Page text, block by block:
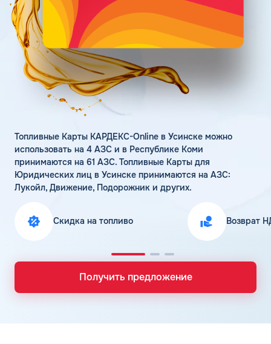
Статьи
Цена бензина и ДТ
Личный кабинет
Карта АЗС
Получить консультацию
Топливные Карты КАРДЕКС-Online в Усинске можно
использовать на 4 АЗС и в Республике Коми
принимаются на 61 АЗС. Топливные Карты для
Юридических лиц в Усинске принимаются на АЗС:
Лукойл, Движение, Подорожник и других.
Скидка на топливо Возврат
Получить предложение